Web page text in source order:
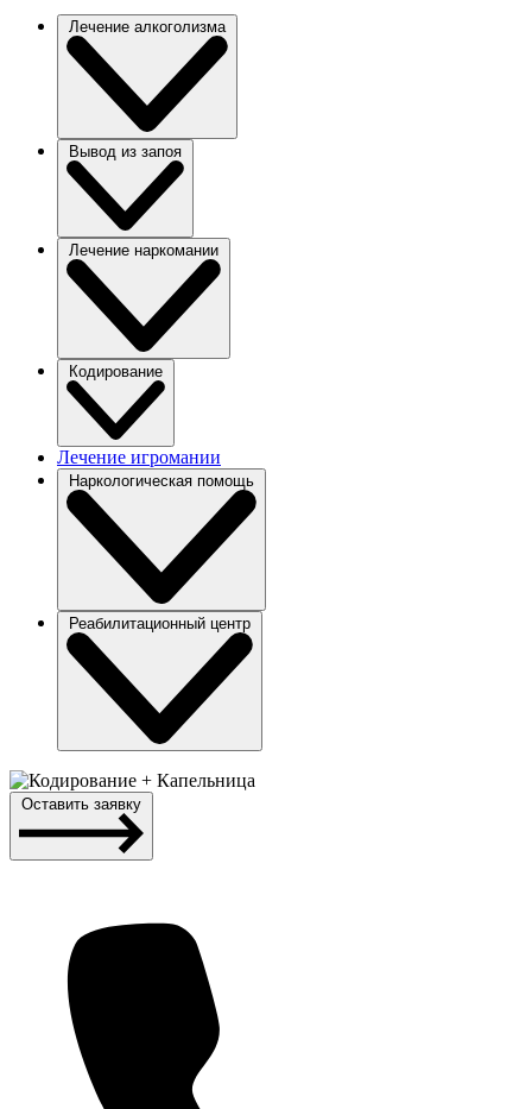
Лечение алкоголизма
Вывод из запоя
Лечение наркомании
Кодирование
Лечение игромании
Наркологическая помощь
Реабилитационный центр
Оставить заявку